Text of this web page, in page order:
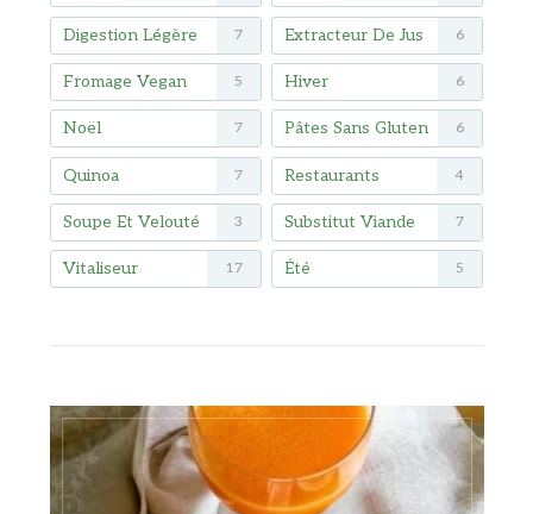
Digestion Légère 7 Extracteur De Jus 6
Fromage Vegan 5 Hiver 6
Noël 7 Pâtes Sans Gluten 6
Quinoa 7 Restaurants 4
Soupe Et Velouté 3 Substitut Viande 7
Vitaliseur 17 Été 5